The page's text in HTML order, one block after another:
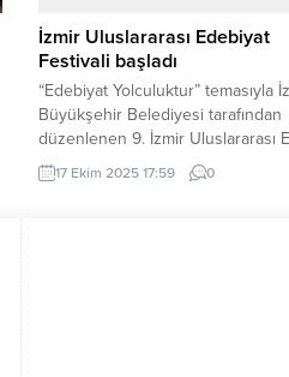
İzmir Uluslararası Edebiyat
Festivali başladı
“Edebiyat Yolculuktur” temasıyla
Büyükşehir Belediyesi tarafından
düzenlenen 9. İzmir Uluslararası
Festivali, Kültürpark İzmir Sanat’taki
konuşmaları ve lise öğrencileri için
17 Ekim 2025 17:59 0